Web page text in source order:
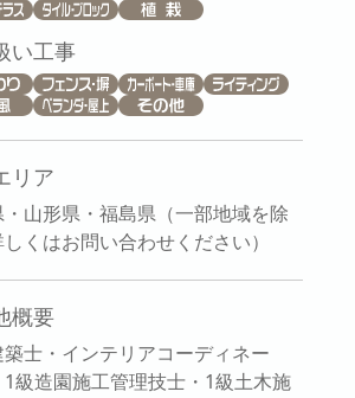
い工事
リア
山形県・福島県（一部地域を除
しくはお問い合わせください）
概要
士・インテリアコーディネー
1級造園施工管理技士・1級土木施